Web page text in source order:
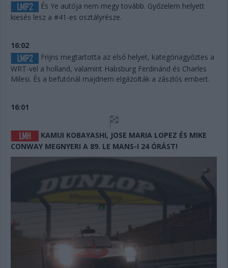
És Ye autója nem megy tovább. Győzelem helyett
kiesés lesz a #41-es osztályrésze.
16:02
Frijns megtartotta az első helyet, kategóriagyőztes a
WRT-vel a holland, valamint Habsburg Ferdinánd és Charles
Milesi. És a befutónál majdnem elgázolták a zászlós embert.
16:01
KAMUI KOBAYASHI, JOSE MARIA LOPEZ ÉS MIKE
CONWAY MEGNYERI A 89. LE MANS-I 24 ÓRÁST!